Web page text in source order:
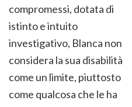
compromessi, dotata di
istinto e intuito
investigativo, Blanca non
considera la sua disabilità
come un limite, piuttosto
come qualcosa che le ha